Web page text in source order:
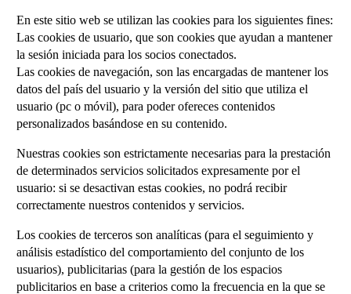
En este sitio web se utilizan las cookies para los siguientes fines:
Las cookies de usuario, que son cookies que ayudan a mantener
la sesión iniciada para los socios conectados.
Las cookies de navegación, son las encargadas de mantener los
datos del país del usuario y la versión del sitio que utiliza el
usuario (pc o móvil), para poder ofereces contenidos
personalizados basándose en su contenido.
Nuestras cookies son estrictamente necesarias para la prestación
de determinados servicios solicitados expresamente por el
usuario: si se desactivan estas cookies, no podrá recibir
correctamente nuestros contenidos y servicios.
Los cookies de terceros son analíticas (para el seguimiento y
análisis estadístico del comportamiento del conjunto de los
usuarios), publicitarias (para la gestión de los espacios
publicitarios en base a criterios como la frecuencia en la que se